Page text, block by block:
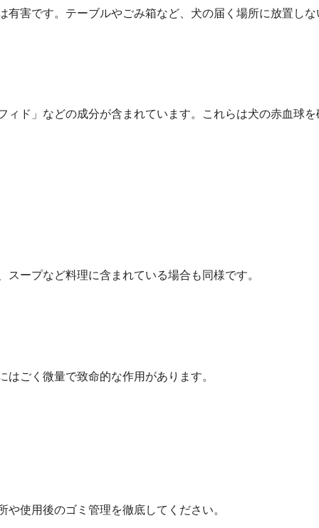
害です。テーブルやごみ箱など、犬の届く場所に放置し
ド」などの成分が含まれています。これらは犬の赤血球
ープなど料理に含まれている場合も同様です。
ごく微量で致命的な作用があります。
使用後のゴミ管理を徹底してください。